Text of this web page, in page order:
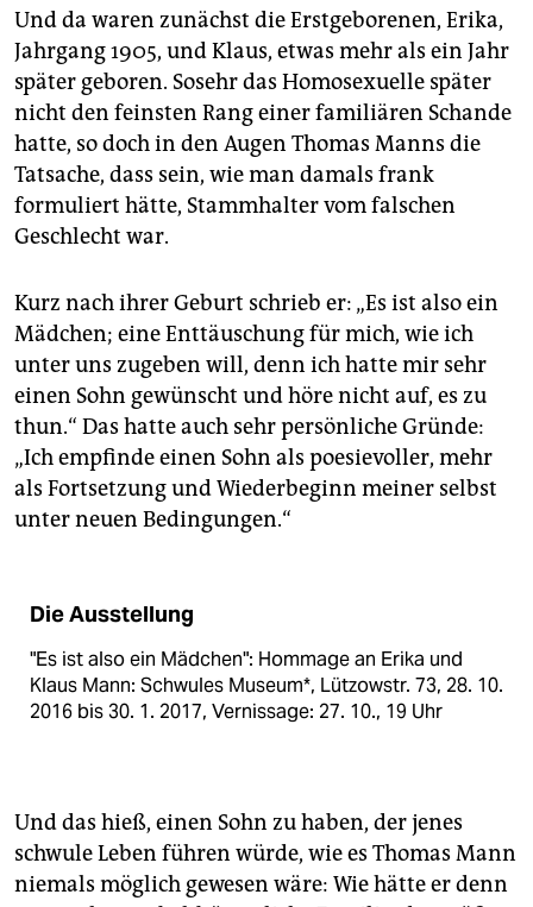
Und da waren zunächst die Erstgeborenen, Erika,
Jahrgang 1905, und Klaus, etwas mehr als ein Jahr
später geboren. Sosehr das Homosexuelle später
nicht den feinsten Rang einer familiären Schande
hatte, so doch in den Augen Thomas Manns die
Tatsache, dass sein, wie man damals frank
formuliert hätte, Stammhalter vom falschen
Geschlecht war.
Kurz nach ihrer Geburt schrieb er: „Es ist also ein
Mädchen; eine Enttäuschung für mich, wie ich
unter uns zugeben will, denn ich hatte mir sehr
einen Sohn gewünscht und höre nicht auf, es zu
thun.“ Das hatte auch sehr persönliche Gründe:
„Ich empfinde einen Sohn als poesievoller, mehr
als Fortsetzung und Wiederbeginn meiner selbst
unter neuen Bedingungen.“
Die Ausstellung
"Es ist also ein Mädchen": Hommage an Erika und
Klaus Mann: Schwules Museum*, Lützowstr. 73, 28. 10.
2016 bis 30. 1. 2017, Vernissage: 27. 10., 19 Uhr
Und das hieß, einen Sohn zu haben, der jenes
schwule Leben führen würde, wie es Thomas Mann
niemals möglich gewesen wäre: Wie hätte er denn